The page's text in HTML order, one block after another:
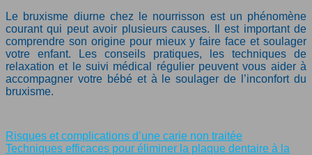
Le bruxisme diurne chez le nourrisson est un phénomène
courant qui peut avoir plusieurs causes. Il est important de
comprendre son origine pour mieux y faire face et soulager
votre enfant. Les conseils pratiques, les techniques de
relaxation et le suivi médical régulier peuvent vous aider à
accompagner votre bébé et à le soulager de l’inconfort du
bruxisme.
Risques et complications d’une carie non traitée
Techniques efficaces pour éliminer la plaque dentaire à la